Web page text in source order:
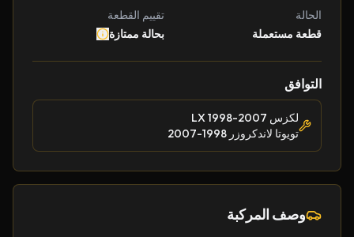
الحالة
قطعة مستعملة
تقييم القطعة
بحالة ممتازة
التوافق
لكزس LX 1998-2007
تويوتا لاندكروزر 1998-2007
وصف المركبة